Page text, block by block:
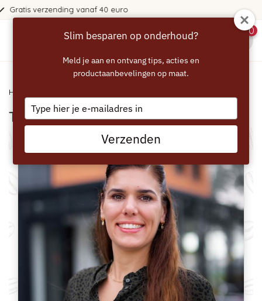
0
Home
Team
Slim besparen op onderhoud?
Meld je aan en ontvang tips, acties en
productaanbevelingen op maat.
Type
your
email
Verzenden